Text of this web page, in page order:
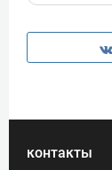
контакты